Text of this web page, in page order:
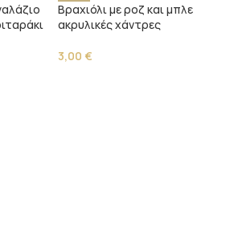
Βραχιόλι με ροζ και μπλε
ακρυλικές χάντρες
3,00 €